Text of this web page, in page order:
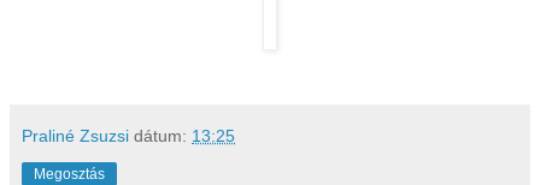
Praliné Zsuzsi dátum: 13:25
Megosztás